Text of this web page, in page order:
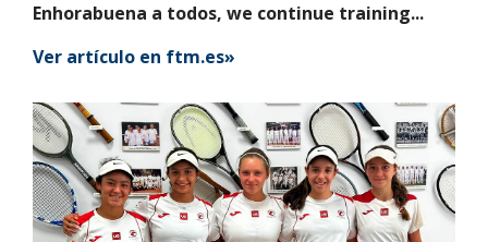
Enhorabuena a todos, we continue training...
Ver artículo en ftm.es»